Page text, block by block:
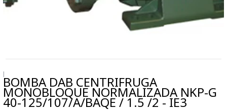
|BOMBA DAB CENTRIFRUGA
MONOBLOQUE NORMALIZADA NKP-G
40-125/107/A/BAQE / 1.5 /2 - IE3